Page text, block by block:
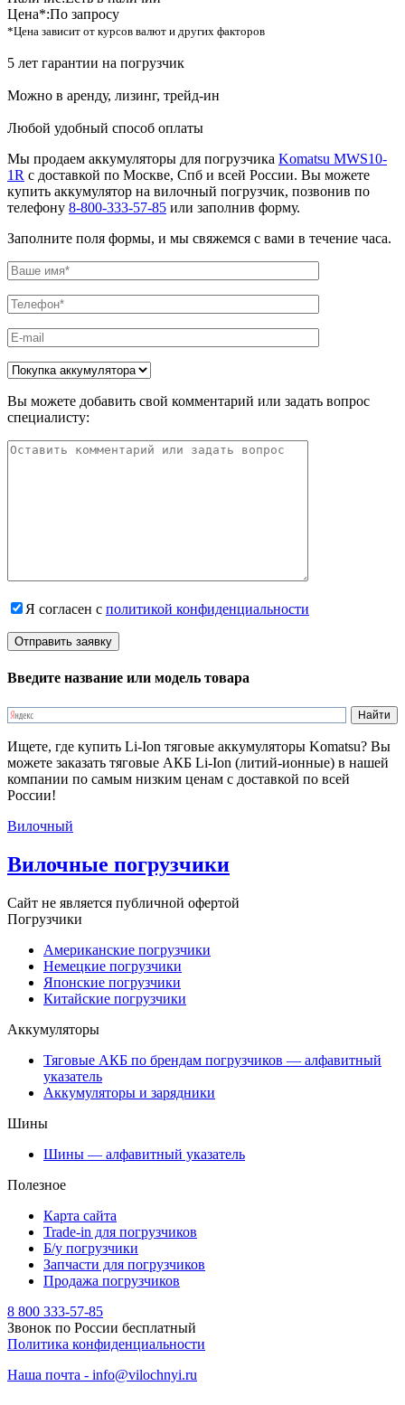
Цена*:По запросу
*Цена зависит от курсов валют и других факторов
5 лет гарантии на погрузчик
Можно в аренду, лизинг, трейд-ин
Любой удобный способ оплаты
Мы продаем аккумуляторы для погрузчика Komatsu MWS10-
1R с доставкой по Москве, Спб и всей России. Вы можете
купить аккумулятор на вилочный погрузчик, позвонив по
телефону 8-800-333-57-85 или заполнив форму.
Заполните поля формы, и мы свяжемся с вами в течение часа.
Вы можете добавить свой комментарий или задать вопрос
специалисту:
Я согласен с политикой конфиденциальности
Введите название или модель товара
Ищете, где купить Li-Ion тяговые аккумуляторы Komatsu? Вы
можете заказать тяговые АКБ Li-Ion (литий-ионные) в нашей
компании по самым низким ценам с доставкой по всей
России!
Вилочный
Вилочные погрузчики
Сайт не является публичной офертой
Погрузчики
Американские погрузчики
Немецкие погрузчики
Японские погрузчики
Китайские погрузчики
Аккумуляторы
Тяговые АКБ по брендам погрузчиков — алфавитный
указатель
Аккумуляторы и зарядники
Шины
Шины — алфавитный указатель
Полезное
Карта сайта
Trade-in для погрузчиков
Б/у погрузчики
Запчасти для погрузчиков
Продажа погрузчиков
8 800 333-57-85
Звонок по России бесплатный
Политика конфиденциальности
Наша почта - info@vilochnyi.ru